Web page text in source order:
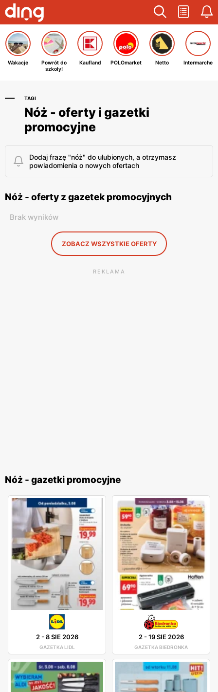
Wakacje
Powrót do
szkoły!
Kaufland POLOmarket Netto Intermarche
TAGI
Nóż - oferty i gazetki
promocyjne
Dodaj frazę "nóż" do ulubionych, a otrzymasz
powiadomienia o nowych ofertach
Nóż - oferty z gazetek promocyjnych
Brak wyników
ZOBACZ WSZYSTKIE OFERTY
REKLAMA
Nóż - gazetki promocyjne
2-8 SIE 2026
GAZETKA LIDL
2-19 SIE 2026
GAZETKA BIEDRONKA